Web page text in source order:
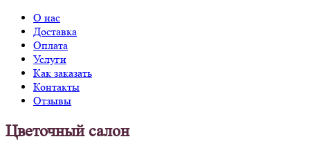
О нас
Доставка
Оплата
Услуги
Как заказать
Контакты
Отзывы
Цветочный салон